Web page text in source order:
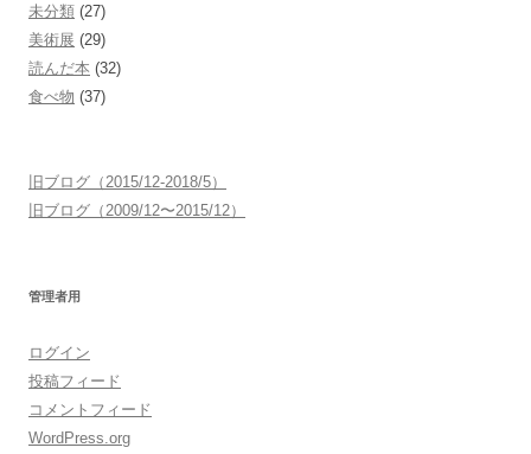
未分類 (27)
美術展 (29)
読んだ本 (32)
食べ物 (37)
旧ブログ（2015/12-2018/5）
旧ブログ（2009/12〜2015/12）
管理者用
ログイン
投稿フィード
コメントフィード
WordPress.org